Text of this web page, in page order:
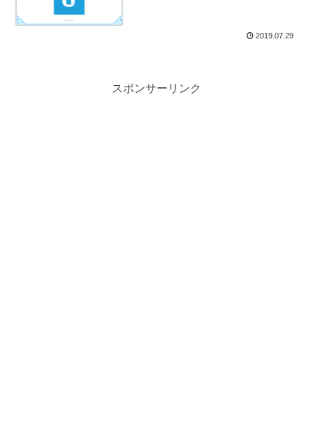
2019.07.29
スポンサーリンク